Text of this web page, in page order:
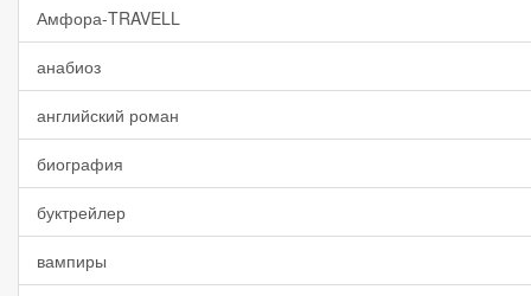
Амфора-TRAVELL
анабиоз
английский роман
биография
буктрейлер
вампиры